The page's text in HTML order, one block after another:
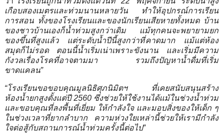
เกือบสองเมตรและท่วมนานหลายวัน ทำให้อุปกรณ์การเรียน
การสอน ทั้งของโรงเรียนและของนักเรียนเสียหายทั้งหมด บ้าน
ของชาวบ้านเองก็น้ำท่วมสูงกว่าเดิม แม้ทุกคนจะพยายามยก
ของขึ้นที่สูงแล้ว แต่ระดับน้ำปีนี้สูงกว่าที่คาดมาก แม้แต่ห้อง
สมุดก็ไม่รอด ตอนนี้น้ำเริ่มเน่าเพราะขังนาน และเริ่มมีความ
กังวลเรื่องโรคที่อาจตามมา รวมถึงปัญหาน้ำดื่มที่เริ่ม
ขาดแคลน”
“โรงเรียนขอขอบคุณมูลนิธิศุภนิมิตฯ ที่เคยสนับสนุนสร้าง
ห้องน้ำยกสูงตั้งแต่ปี2560 ซึ่งช่วยให้ใช้งานได้แม้ในช่วงน้ำท่วม
และขอบคุณที่ลงพื้นที่เยี่ยม ให้กำลังใจ และมอบสิ่งของให้เด็ก ๆ
ในช่วงเวลาที่ยากลำบาก ความห่วงใยเหล่านี้ช่วยให้เรามีกำลัง
ใจต่อสู้กับสถานการณ์น้ำท่วมครั้งนี้ต่อไป”